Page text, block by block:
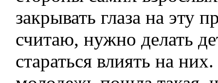
закрывать глаза на эту
считаю, нужно делать
стараться влиять на